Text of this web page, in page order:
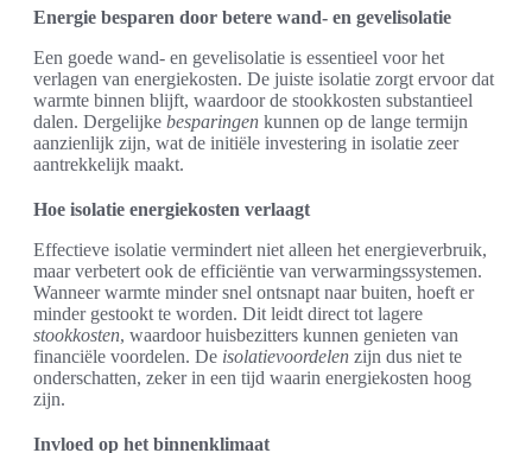
Energie besparen door betere wand- en gevelisolatie
Een goede wand- en gevelisolatie is essentieel voor het
verlagen van energiekosten. De juiste isolatie zorgt ervoor dat
warmte binnen blijft, waardoor de stookkosten substantieel
dalen. Dergelijke besparingen kunnen op de lange termijn
aanzienlijk zijn, wat de initiële investering in isolatie zeer
aantrekkelijk maakt.
Hoe isolatie energiekosten verlaagt
Effectieve isolatie vermindert niet alleen het energieverbruik,
maar verbetert ook de efficiëntie van verwarmingssystemen.
Wanneer warmte minder snel ontsnapt naar buiten, hoeft er
minder gestookt te worden. Dit leidt direct tot lagere
stookkosten, waardoor huisbezitters kunnen genieten van
financiële voordelen. De isolatievoordelen zijn dus niet te
onderschatten, zeker in een tijd waarin energiekosten hoog
zijn.
Invloed op het binnenklimaat